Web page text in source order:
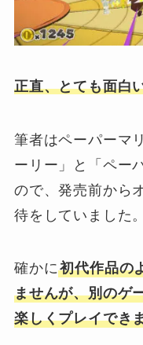
正直、とても面白
筆者はペーパーマ
ーリー」と「ペー
ので、発売前から
待をしていました。
確かに初代作品の
ませんが、別のゲ
楽しくプレイでき